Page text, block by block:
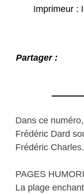
Imprimeur :
Partager :
Dans ce
Frédéric Dard
Frédéric Charles.
PAGES
La plage